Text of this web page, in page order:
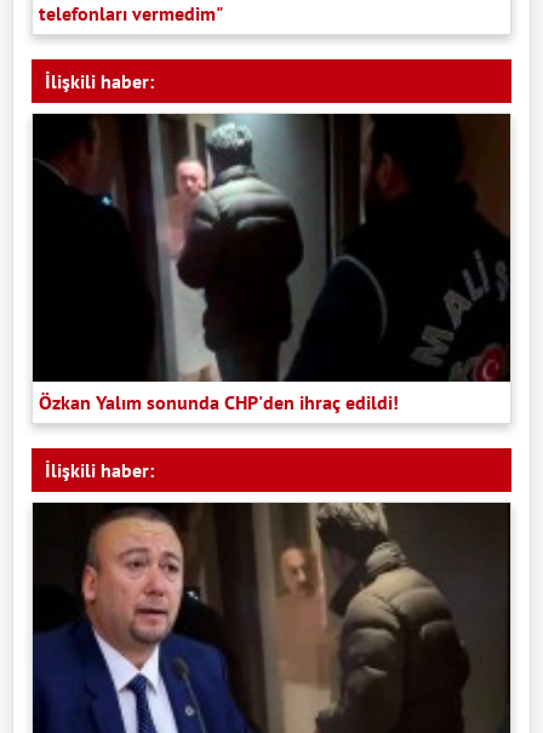
telefonları vermedim"
İlişkili haber:
Özkan Yalım sonunda CHP'den ihraç edildi!
İlişkili haber: